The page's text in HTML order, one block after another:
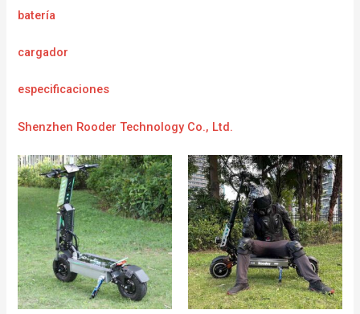
batería
cargador
especificaciones
Shenzhen Rooder Technology Co., Ltd.